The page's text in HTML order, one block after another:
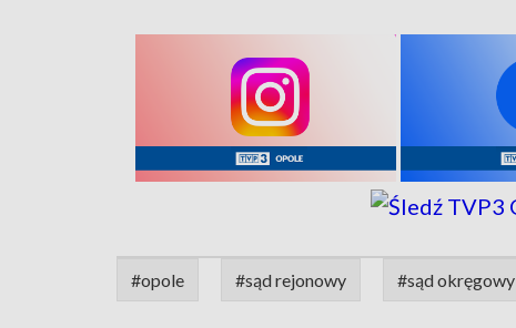
#opole #sąd rejonowy #sąd okręgowy